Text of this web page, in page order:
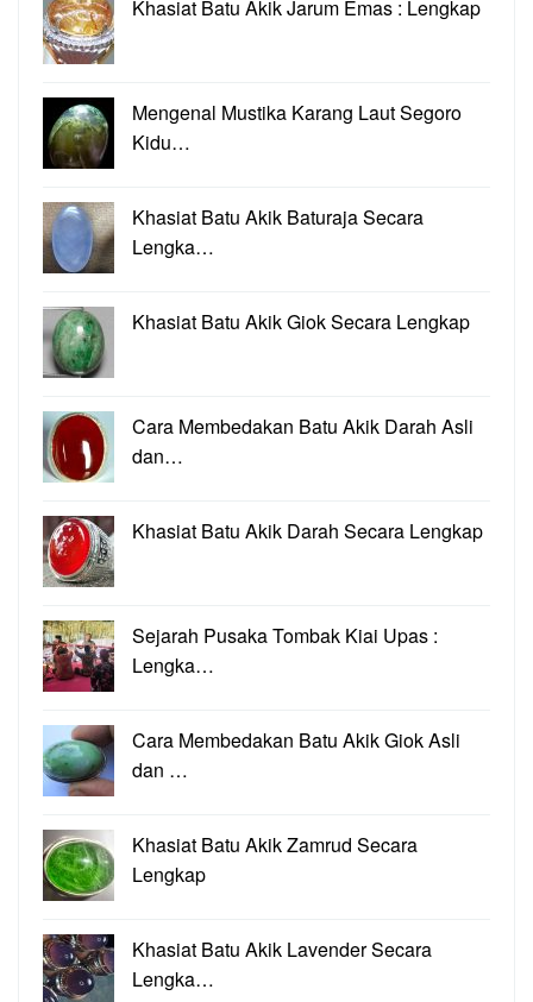
Khasiat Batu Akik Jarum Emas : Lengkap
Mengenal Mustika Karang Laut Segoro
Kidu…
Khasiat Batu Akik Baturaja Secara
Lengka…
Khasiat Batu Akik Giok Secara Lengkap
Cara Membedakan Batu Akik Darah Asli
dan…
Khasiat Batu Akik Darah Secara Lengkap
Sejarah Pusaka Tombak Kiai Upas :
Lengka…
Cara Membedakan Batu Akik Giok Asli
dan …
Khasiat Batu Akik Zamrud Secara
Lengkap
Khasiat Batu Akik Lavender Secara
Lengka…